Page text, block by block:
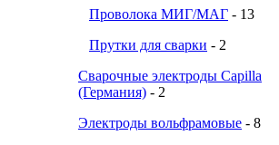
Проволока МИГ/МАГ - 13
Прутки для сварки - 2
Сварочные электроды Capilla
(Германия) - 2
Электроды вольфрамовые - 8